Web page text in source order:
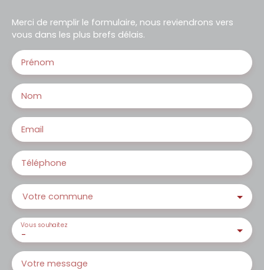
Merci de remplir le formulaire, nous reviendrons vers
vous dans les plus brefs délais.
Prénom
Nom
Email
Téléphone
Votre commune
-
Vous souhaitez
Votre message